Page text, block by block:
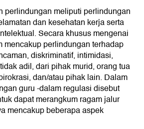
perlindungan meliputi perlindungan
dan kesehatan kerja serta
Secara khusus mengenai
mencakup perlindungan terhadap
diskriminatif, intimidasi,
adil, dari pihak murid, orang tua
dan/atau pihak lain. Dalam
guru -dalam regulasi disebut
dapat merangkum ragam jalur
mencakup beberapa aspek